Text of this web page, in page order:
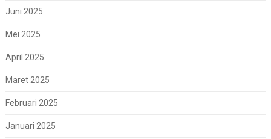
Juni 2025
Mei 2025
April 2025
Maret 2025
Februari 2025
Januari 2025